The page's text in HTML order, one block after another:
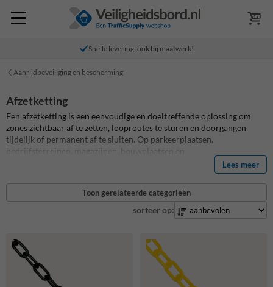
Snelle levering, ook bij maatwerk!
Aanrijdbeveiliging en bescherming
Afzetketting
Een afzetketting is een eenvoudige en doeltreffende oplossing om
zones zichtbaar af te zetten, looproutes te sturen en doorgangen
tijdelijk of permanent af te sluiten. Op parkeerplaatsen,
bedrijfsterreinen, magazijnen, bouwplaatsen en
evenemententerreinen zorgt een goede afsluitketting direct voor
meer overzicht en veiligheid. Je kiest daarbij uit een kunststof
afzetketting voor lichte en snelle afzettingen of een stalen
afzetketting voor een robuustere toepassing binnen of buiten.
Lees meer
Toon gerelateerde categorieën
sorteer op: